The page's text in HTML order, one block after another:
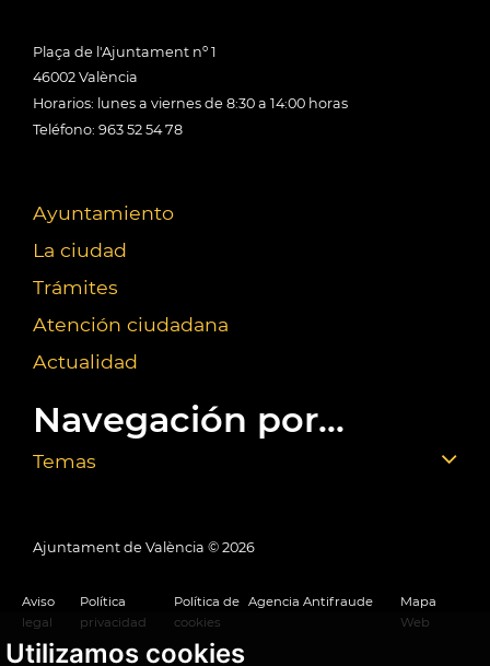
Utilizamos cookies
Plaça de l'Ajuntament nº 1
46002 València
Horarios: lunes a viernes de 8:30 a 14:00 horas
Teléfono: 963 52 54 78
Ayuntamiento
La ciudad
Trámites
Atención ciudadana
Actualidad
Navegación por...
Temas
Ajuntament de València © 2026
Aviso
legal
Política
privacidad
Política de
cookies
Agencia Antifraude
Mapa
Web